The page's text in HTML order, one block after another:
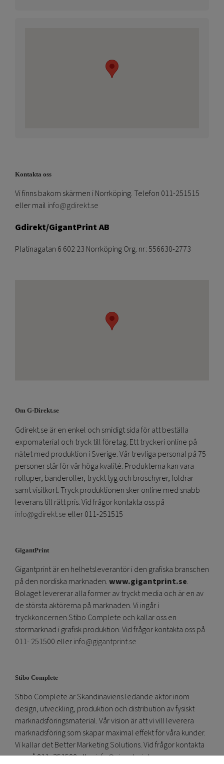
Kontakta oss
Vi finns bakom skärmen i Norrköping. Telefon 011-251515
eller mail info@gdirekt.se
Gdirekt/GigantPrint AB
Platinagatan 6 602 23 Norrköping Org. nr: 556630-2773
Om G-Direkt.se
Gdirekt.se är en enkel och smidigt sida för att beställa
expomaterial och tryck till företag. Ett tryckeri online på
nätet med produktion i Sverige. Vår trevliga personal på 75
personer står för vår höga kvalité. Produkterna kan vara
rolluper, banderoller, tryckt tyg och broschyrer, foldrar
samt visitkort. Tryck produktionen sker online med snabb
leverans till rätt pris. Vid frågor kontakta oss på
info@gdirekt.se eller 011-251515
GigantPrint
Gigantprint är en helhetsleverantör i den grafiska branschen
på den nordiska marknaden.www.gigantprint.se.
Bolaget levererar alla former av tryckt media och är en av
de största aktörerna på marknaden. Vi ingår i
tryckkoncernen Stibo Complete och kallar oss en
stormarknad i grafisk produktion. Vid frågor kontakta oss på
011- 251500 ellerinfo@gigantprint.se
Stibo Complete
Stibo Complete är Skandinaviens ledande aktör inom
design, utveckling, produktion och distribution av fysiskt
marknadsföringsmaterial. Vår vision är att vi vill leverera
marknadsföring som skapar maximal effekt för våra kunder.
Vi kallar det Better Marketing Solutions. Vid frågor kontakta
oss på 011- 251500 ellerinfo@gigantprint.se